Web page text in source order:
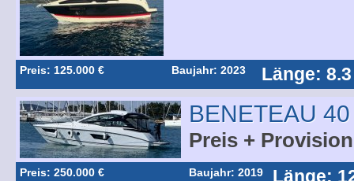
Preis: 125.000 € Baujahr: 2023 Länge:
BENETEAU
Preis +
Preis: 250.000 € Baujahr: 2019 Länge: